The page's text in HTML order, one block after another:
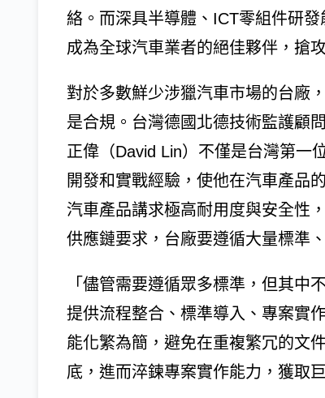
絡。而深具半導體、ICT零組件研
成為全球汽車業者的絕佳夥伴，搶
對於多數鮮少涉獵汽車市場的台廠
是合規。台灣德國北德技術監護顧
正偉（David Lin）不僅是台灣第一
開發和實戰經驗，使他在汽車產品
汽車產品講求極高耐用度與安全性
供應鏈要求，台廠要遵循大量標準
「儘管需要遵循眾多標準，但其中
提供流程整合、標準導入、專案實
能化繁為簡，避免在重複繁冗的文
底，進而淬鍊專案實作能力，獲取